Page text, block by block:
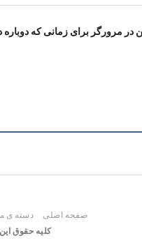
در مرورگر برای زمانی که
صفحه اصلی دسته ی
کلیه حقوق